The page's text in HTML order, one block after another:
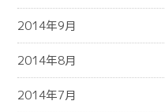
2014年9月
2014年8月
2014年7月